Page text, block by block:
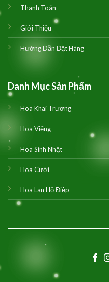
Thanh Toán
Giới Thiệu
Hướng Dẫn Đặt Hàng
Danh Mục Sản Phẩm
Hoa Khai Trương
Hoa Viếng
Hoa Sinh Nhật
Hoa Cưới
Hoa Lan Hồ Điệp